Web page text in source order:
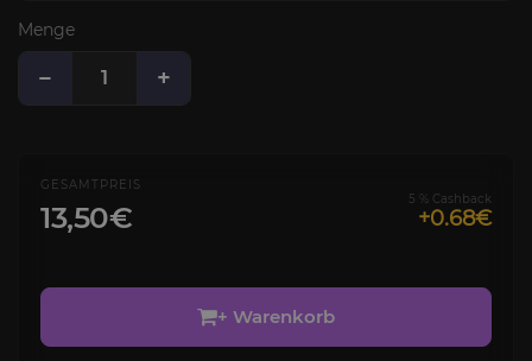
Menge
− +
GESAMTPREIS
13,50€
5 % Cashback
+0.68€
+ Warenkorb